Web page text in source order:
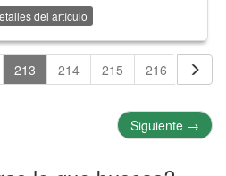
del artículo
213 214 215 216 217
Siguiente →